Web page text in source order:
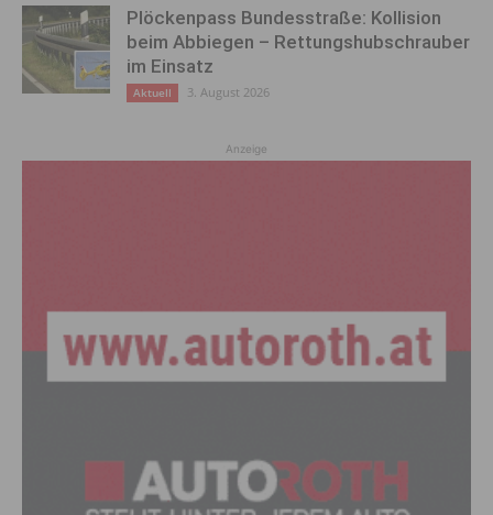
Plöckenpass Bundesstraße: Kollision
beim Abbiegen – Rettungshubschrauber
im Einsatz
Aktuell 3. August 2026
Anzeige